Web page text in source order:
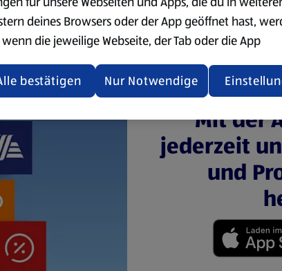
Mit der
jederzeit
und
deines Browsers oder der App geöffnet hast,
die jeweilige Webseite, der Tab oder die App
oder geschlossen und anschließend wieder geöffnet
zur Verfügung.
der Webseitenbetreiber und Datenschutzerklärungen
Nur Notwendige
bestätigen